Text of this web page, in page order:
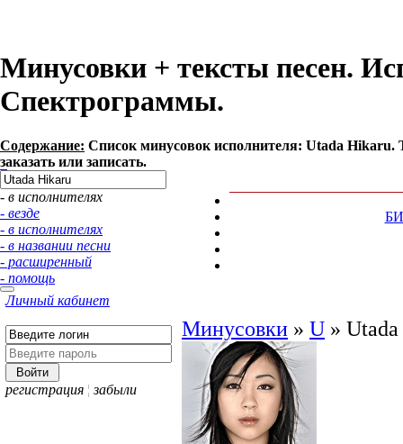
Минусовки + тексты песен.
Спектрограммы.
Содержание: Список минусовок исполнителя: Utada
заказать или записать.
- в исполнителях
- везде
- в исполнителях
- в названии песни
- расширенный
- помощь
Личный кабинет
регистрация ¦ забыли
Минусовки » U »